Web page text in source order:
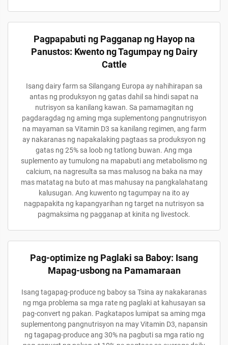
Pagpapabuti ng Pagganap ng Hayop na
Panustos: Kwento ng Tagumpay ng Dairy
Cattle
Isang dairy farm sa Silangang Europa ay nahihirapan sa
antas ng produksyon ng gatas dahil sa hindi sapat na
nutrisyon sa kanilang kawan. Sa pamamagitan ng
pagdaragdag ng aming mga suplementong pangnutrisyon
na mayaman sa Vitamin D3 sa kanilang regimen, ang farm
ay nakaranas ng napakalaking pagtaas sa produksyon ng
gatas ng 25% sa loob ng tatlong buwan. Ang mga
suplemento ay tumulong na mapabuti ang metabolismo ng
calcium, na nagresulta sa mas malusog na baka na may
mas matatag na buto at mas mahusay na pangkalahatang
kalusugan. Ang kuwento ng tagumpay na ito ay
nagpapakita ng kapangyarihan ng target na nutrisyon sa
pagmaksima ng pagganap at kinita ng livestock.
Pag-optimize ng Paglaki sa Baboy: Isang
Mapag-usbong na Pamamaraan
Isang tagapag-produce ng baboy sa Tsina ay nakakaranas
ng mga problema sa mga rate ng paglaki at kahusayan sa
pag-convert ng pakan. Pagkatapos lumipat sa aming mga
suplementong pangnutrisyon na may Vitamin D3, napansin
ng tagapag-produce ang 30% na pagbuti sa mga ratio ng